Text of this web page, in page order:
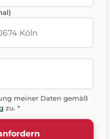
meiner Daten gemäß
zu. *